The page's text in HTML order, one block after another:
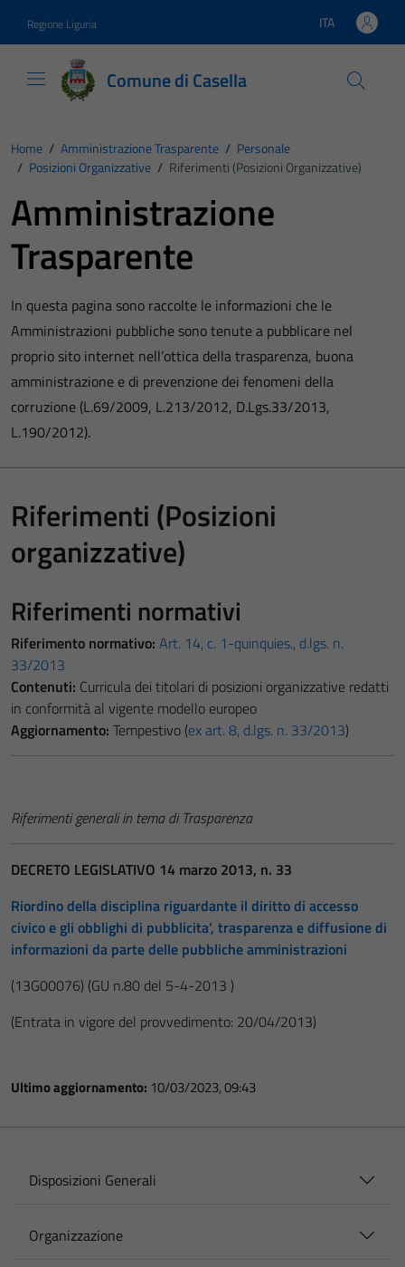
Regione Liguria Lingua attiva:
ITA
Comune di Casella
Home / Amministrazione Trasparente / Personale
/ Posizioni Organizzative / Riferimenti (Posizioni Organizzative)
Amministrazione
Trasparente
In questa pagina sono raccolte le informazioni che le
Amministrazioni pubbliche sono tenute a pubblicare nel
proprio sito internet nell’ottica della trasparenza, buona
amministrazione e di prevenzione dei fenomeni della
corruzione (L.69/2009, L.213/2012, D.Lgs.33/2013,
L.190/2012).
Riferimenti (Posizioni
organizzative)
Riferimenti normativi
Riferimento normativo: Art. 14, c. 1-quinquies., d.lgs. n.
33/2013
Contenuti: Curricula dei titolari di posizioni organizzative redatti
in conformità al vigente modello europeo
Aggiornamento: Tempestivo (ex art. 8, d.lgs. n. 33/2013)
Riferimenti generali in tema di Trasparenza
DECRETO LEGISLATIVO 14 marzo 2013, n. 33
Riordino della disciplina riguardante il diritto di accesso
civico e gli obblighi di pubblicita’, trasparenza e diffusione di
informazioni da parte delle pubbliche amministrazioni
(13G00076) (GU n.80 del 5-4-2013 )
(Entrata in vigore del provvedimento: 20/04/2013)
Ultimo aggiornamento: 10/03/2023, 09:43
Disposizioni Generali
Organizzazione